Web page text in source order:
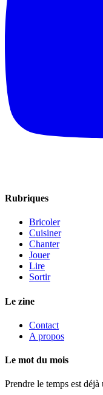
Rubriques
Bricoler
Cuisiner
Chanter
Jouer
Lire
Sortir
Le zine
Contact
A propos
Le mot du mois
Prendre le temps est